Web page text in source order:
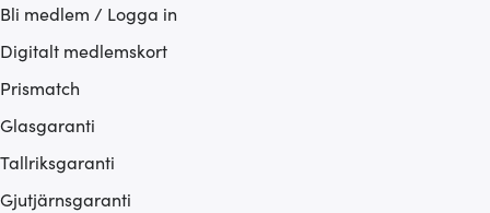
Bli medlem / Logga in
Digitalt medlemskort
Prismatch
Glasgaranti
Tallriksgaranti
Gjutjärnsgaranti